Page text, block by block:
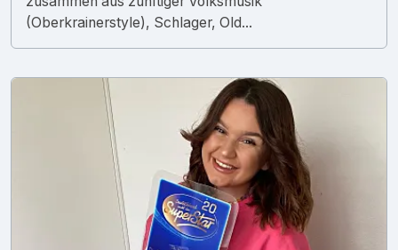
(Oberkrainerstyle), Schlager, Old...